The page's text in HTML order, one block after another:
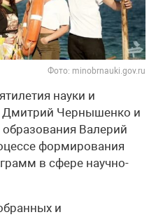
Фото: minobrnauki.gov.ru
науки и
Дмитрий Чернышенко и
Валерий
формирования
в сфере научно-
и